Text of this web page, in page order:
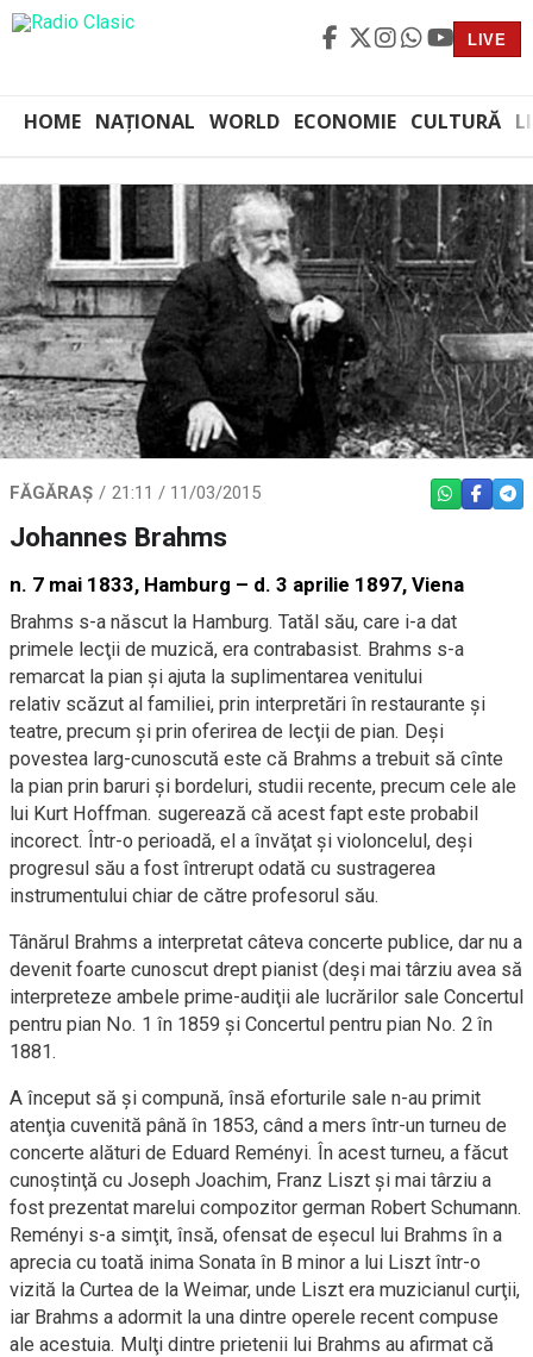
LIVE
HOME NAȚIONAL WORLD ECONOMIE CULTURĂ
FĂGĂRAȘ 21:11 / 11/03/2015 WHATSAPP
Johannes Brahms
n. 7 mai 1833, Hamburg – d. 3 aprilie 1897, Viena
Brahms s-a născut la Hamburg. Tatăl său, care i-a dat
primele lecţii de muzică, era contrabasist. Brahms s-a
remarcat la pian şi ajuta la suplimentarea venitului
relativ scăzut al familiei, prin interpretări în restaurante şi
teatre, precum şi prin oferirea de lecţii de pian. Deşi
povestea larg-cunoscută este că Brahms a trebuit să cînte
la pian prin baruri şi bordeluri, studii recente, precum cele ale
lui Kurt Hoffman. sugerează că acest fapt este probabil
incorect. Într-o perioadă, el a învăţat şi violoncelul, deşi
progresul său a fost întrerupt odată cu sustragerea
instrumentului chiar de către profesorul său.
Tânărul Brahms a interpretat câteva concerte publice, dar nu a
devenit foarte cunoscut drept pianist (deşi mai târziu avea să
interpreteze ambele prime-audiţii ale lucrărilor sale Concertul
pentru pian No. 1 în 1859 şi Concertul pentru pian No. 2 în
1881.
A început să şi compună, însă eforturile sale n-au primit
atenţia cuvenită până în 1853, când a mers într-un turneu de
concerte alături de Eduard Reményi. În acest turneu, a făcut
cunoştinţă cu Joseph Joachim, Franz Liszt şi mai târziu a
fost prezentat marelui compozitor german Robert Schumann.
Reményi s-a simţit, însă, ofensat de eşecul lui Brahms în a
aprecia cu toată inima Sonata în B minor a lui Liszt într-o
vizită la Curtea de la Weimar, unde Liszt era muzicianul curţii,
iar Brahms a adormit la una dintre operele recent compuse
ale acestuia. Mulţi dintre prietenii lui Brahms au afirmat că